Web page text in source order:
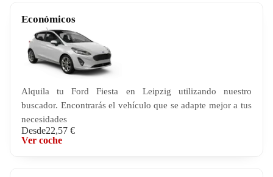
Económicos
Alquila tu Ford Fiesta en Leipzig utilizando nuestro
buscador. Encontrarás el vehículo que se adapte mejor a tus
necesidades
Desde22,57 €
Ver coche